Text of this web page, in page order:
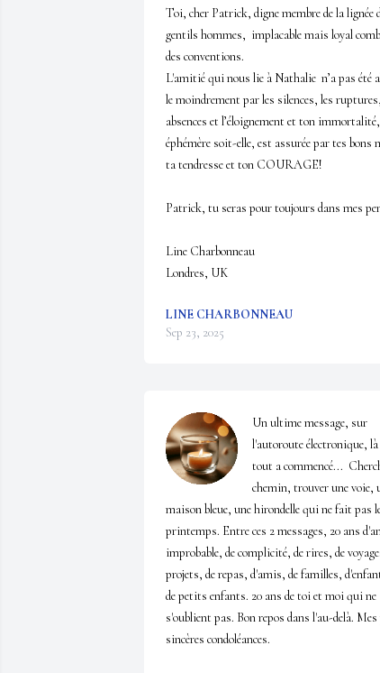
Toi, cher Patrick, digne membre de la lignée
gentils hommes,  implacable mais loyal
des conventions.
L'amitié qui nous lie à Nathalie  n’a pas été
le moindrement par les silences, les
absences et l’éloignement et ton
éphémère soit-elle, est assurée par tes bons
ta tendresse et ton COURAGE!
Patrick, tu seras pour toujours dans mes
Line Charbonneau
Londres, UK
LINE CHARBONNEAU
Sep 23, 2025
Un ultime message, sur
l'autoroute électronique,
tout a commencé...
chemin, trouver une voie,
maison bleue, une hirondelle qui ne fait pas
printemps. Entre ces 2 messages, 20 ans
improbable, de complicité, de rires, de
projets, de repas, d'amis, de familles,
de petits enfants. 20 ans de toi et moi qui ne
s'oublient pas. Bon repos dans l'au-delà.
sincères condoléances.